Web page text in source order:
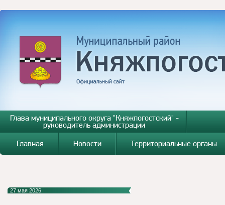
Глава муниципального округа "Княжпогостский" -
руководитель администрации
Главная
Новости Территориальные органы
27 мая 2026